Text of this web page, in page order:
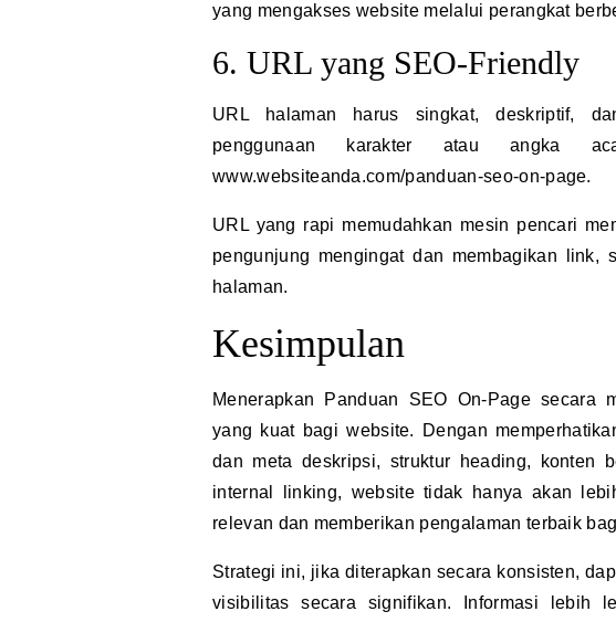
yang mengakses website melalui perangkat
6. URL yang SEO-Friendly
URL halaman harus singkat, deskriptif,
penggunaan karakter atau angka
www.websiteanda.com/panduan-seo-on-page.
URL yang rapi memudahkan mesin pencari
pengunjung mengingat dan membagikan link,
halaman.
Kesimpulan
Menerapkan Panduan SEO On-Page secara
yang kuat bagi website. Dengan
dan meta deskripsi, struktur heading, konten
internal linking, website tidak hanya akan
relevan dan memberikan pengalaman terbaik
Strategi ini, jika diterapkan secara konsisten,
visibilitas secara signifikan. Informasi lebih